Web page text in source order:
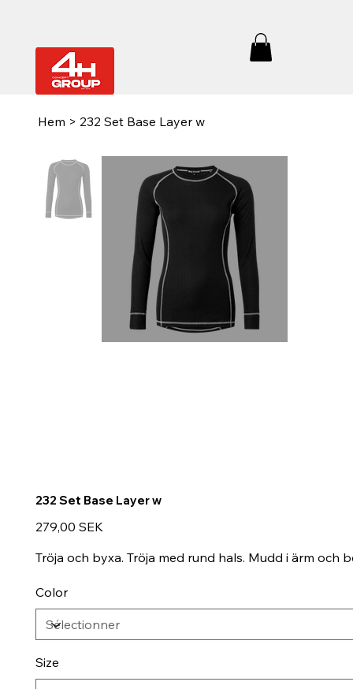
Hem > 232 Set Base Layer w
232 Set Base Layer w
Prix
279,00 SEK
Tröja och byxa. Tröja med rund hals. Mudd i ärm och
Color
Size